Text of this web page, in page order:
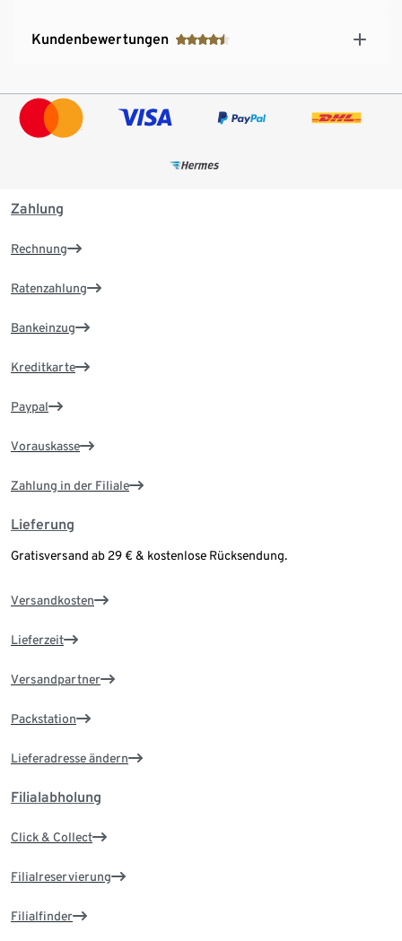
Kundenbewertungen
Zahlung
Rechnung
Ratenzahlung
Bankeinzug
Kreditkarte
Paypal
Vorauskasse
Zahlung in der Filiale
Lieferung
Gratisversand ab 29 € & kostenlose Rücksendung.
Versandkosten
Lieferzeit
Versandpartner
Packstation
Lieferadresse ändern
Filialabholung
Click & Collect
Filialreservierung
Filialfinder